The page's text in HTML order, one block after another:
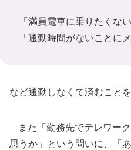
「満員電車に乗りたくない
「通勤時間がないことに
など通勤しなくて済むこと
また「勤務先でテレワー
思うか」という問いに、「